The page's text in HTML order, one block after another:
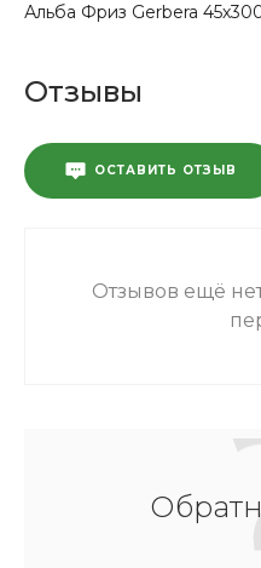
Альба Фриз Gerbera
Отзывы
ОСТАВИТЬ ОТЗЫВ
Отзывов ещё